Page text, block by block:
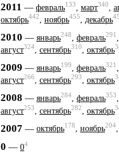
2011 — февраль133 март340
октябрь442, ноябрь455, декабрь
2010 — январь248 февраль291
август324, сентябрь310, октябрь
2009 — январь199 февраль321
август266, сентябрь293, октябрь
2008 — январь284 февраль353
август253 сентябрь282 октябрь
2007 — октябрь178, ноябрь204
0 — 04